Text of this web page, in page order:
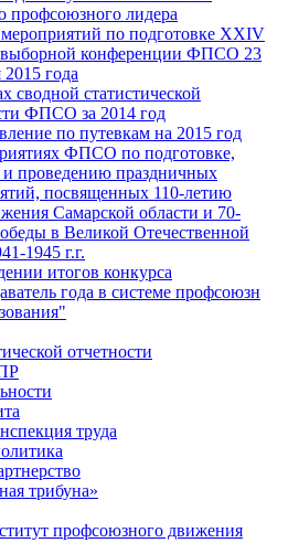
профсоюзного лидера
по подготовке XXIV
выборной конференции ФПСО 23
2015 года
сводной статистической
ФПСО за 2014 год
по путевкам на 2015 год
ФПСО по подготовке,
проведению праздничных
посвященных 110-летию
Самарской области и 70-
в Великой Отечественной
1945 г.г.
итогов конкурса
года в системе профсоюзн
отчетности
труда
трибуна»
профсоюзного движения